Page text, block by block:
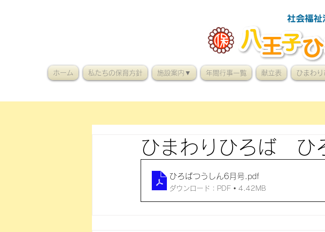
ホーム 私たちの保育方針 施設案内▼ 年間行事一覧 献立表 ひまわり
ひまわりひろば ひ
ひろばつうしん6月号 .pdf
ダウンロード：PDF • 4.42MB